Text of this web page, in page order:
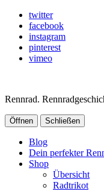
twitter
facebook
instagram
pinterest
vimeo
Rennrad.
Öffnen Schließen
Blog
Dein perfekter
Shop
Übersicht
Radtrikot